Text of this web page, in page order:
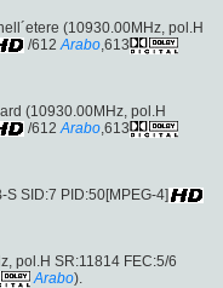
(10930.00MHz, pol.H
/612 Arabo,613
(10930.00MHz, pol.H
/612 Arabo ,613
SID:7 PID:50[MPEG-4]
pol.H SR:11814 FEC:5/6
Arabo).